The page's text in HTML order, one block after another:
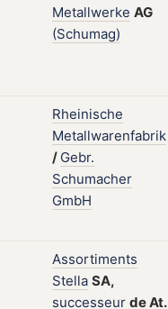
Metallwerke AG
(Schumag)
Rheinische
Metallwarenfabrik
/ Gebr.
Schumacher
GmbH
Assortiments
Stella SA,
successeur deAt.